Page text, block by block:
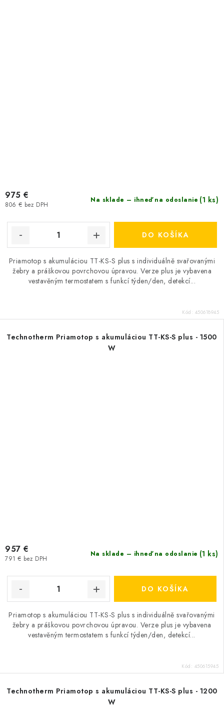
Na sklade – ihneď na odoslanie (1 ks)
806 € bez DPH
975 €
DO KOŠÍKA
Priamotop s akumuláciou TT-KS-S plus s individuálně svařovanými
žebry a práškovou povrchovou úpravou. Verze plus je vybavena
vestavěným termostatem s funkcí týden/den, detekcí...
Kód: 450618945
Technotherm Priamotop s akumuláciou TT-KS-S plus - 1500
W
Na sklade – ihneď na odoslanie (1 ks)
791 € bez DPH
957 €
DO KOŠÍKA
Priamotop s akumuláciou TT-KS-S plus s individuálně svařovanými
žebry a práškovou povrchovou úpravou. Verze plus je vybavena
vestavěným termostatem s funkcí týden/den, detekcí...
Kód: 450615945
Technotherm Priamotop s akumuláciou TT-KS-S plus - 1200
W